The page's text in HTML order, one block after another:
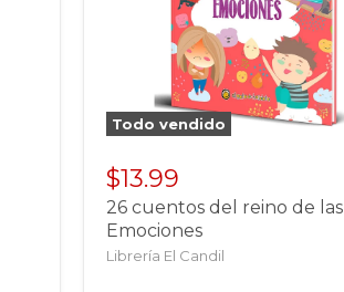
Todo vendido
$13.99
26 cuentos del reino de las
Emociones
Librería El Candil